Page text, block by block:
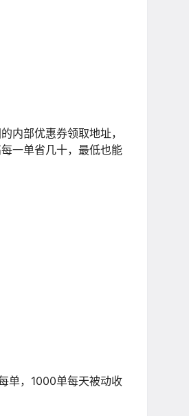
内部优惠券领取地址，
一单省几十，最低也能
单，1000单每天被动收